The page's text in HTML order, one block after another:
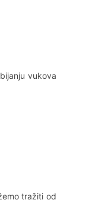
vukova
tražiti od